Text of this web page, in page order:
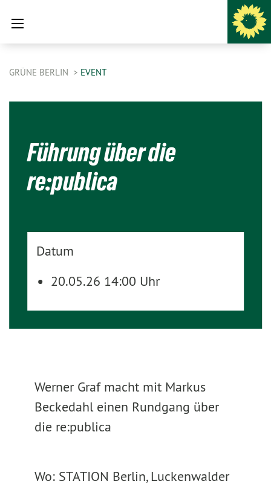
GRÜNE BERLIN EVENT
Führung über die
re:publica
Datum
20.05.26 14:00 Uhr
Werner Graf macht mit Markus
Beckedahl einen Rundgang über
die re:publica
Wo: STATION Berlin, Luckenwalder